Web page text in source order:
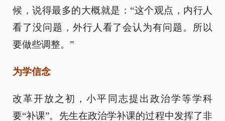
候，说得最多的大概就是：“这个观点，内行人
看了没问题，外行人看了会认为有问题。所以
要做些调整。”
为学信念
改革开放之初，小平同志提出政治学等学科
要“补课”。先生在政治学补课的过程中发挥了非